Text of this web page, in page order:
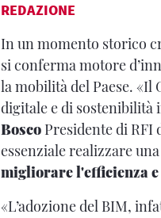
REDAZIONE
In un momento storico
si conferma motore
la mobilità del Paese. «Il
digitale e di sostenibilità
Bosco Presidente di RFI
essenziale realizzare
migliorare l'efficienza
«L’adozione del BIM,